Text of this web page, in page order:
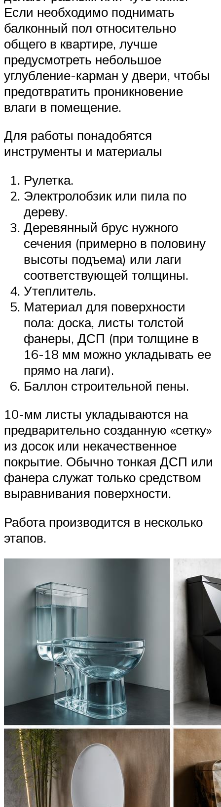
Если необходимо поднимать
балконный пол относительно
общего в квартире, лучше
предусмотреть небольшое
углубление-карман у двери, чтобы
предотвратить проникновение
влаги в помещение.
Для работы понадобятся
инструменты и материалы
Рулетка.
Электролобзик или пила по
дереву.
Деревянный брус нужного
сечения (примерно в половину
высоты подъема) или лаги
соответствующей толщины.
Утеплитель.
Материал для поверхности
пола: доска, листы толстой
фанеры, ДСП (при толщине в
16-18 мм можно укладывать ее
прямо на лаги).
Баллон строительной пены.
10-мм листы укладываются на
предварительно созданную «сетку»
из досок или некачественное
покрытие. Обычно тонкая ДСП или
фанера служат только средством
выравнивания поверхности.
Работа производится в несколько
этапов.